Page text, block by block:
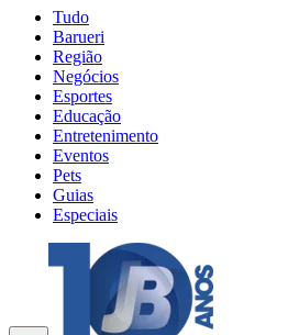
Tudo
Barueri
Região
Negócios
Esportes
Educação
Entretenimento
Eventos
Pets
Guias
Especiais
Explore Tudo
Últimas Notícias
Previsão do Tempo
Trânsito e Rotas